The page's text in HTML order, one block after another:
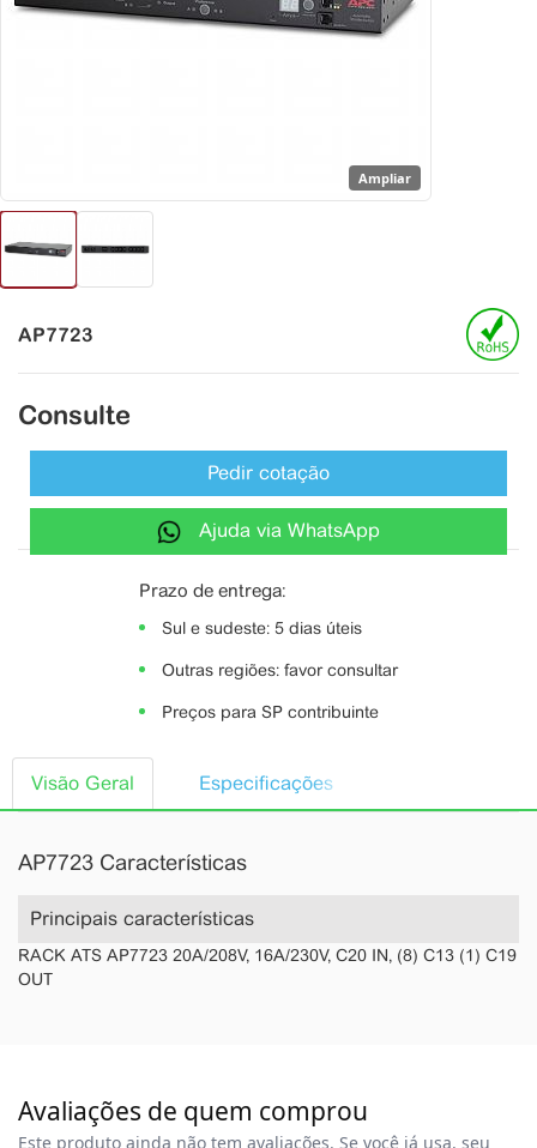
Ampliar
AP7723
Consulte
Pedir cotação
Ajuda via WhatsApp
Prazo de entrega:
Sul e sudeste: 5 dias úteis
Outras regiões: favor consultar
Preços para SP contribuinte
Visão Geral Especificações
AP7723 Características
Principais características
RACK ATS AP7723 20A/208V, 16A/230V, C20 IN, (8) C13 (1) C19
OUT
Avaliações de quem comprou
Este produto ainda não tem avaliações. Se você já usa, seu